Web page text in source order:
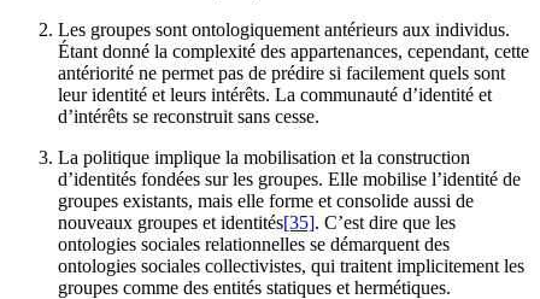
Les groupes sont ontologiquement antérieurs aux individus.
Étant donné la complexité des appartenances, cependant, cette
antériorité ne permet pas de prédire si facilement quels sont
leur identité et leurs intérêts. La communauté d’identité et
d’intérêts se reconstruit sans cesse.
La politique implique la mobilisation et la construction
d’identités fondées sur les groupes. Elle mobilise l’identité de
groupes existants, mais elle forme et consolide aussi de
nouveaux groupes et identités[35]. C’est dire que les
ontologies sociales relationnelles se démarquent des
ontologies sociales collectivistes, qui traitent implicitement les
groupes comme des entités statiques et hermétiques.